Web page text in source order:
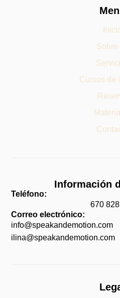
Sobre
Cursos de
Información
Teléfono:
670
Correo electrónico:
info@speakandemotion.com
ilina@speakandemotion.com